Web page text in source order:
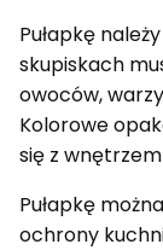
Pułapkę
skupiskach
owoców,
Kolorowe
się z
Pułapkę
ochrony